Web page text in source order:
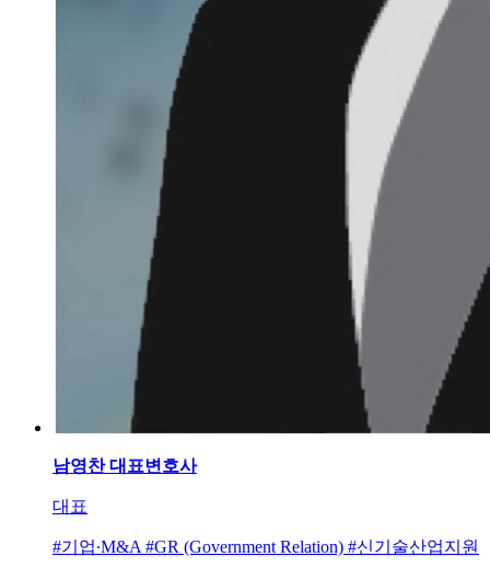
남영찬 대표변호사
대표
#기업∙M&A #GR (Government Relation) #신기술산업지원